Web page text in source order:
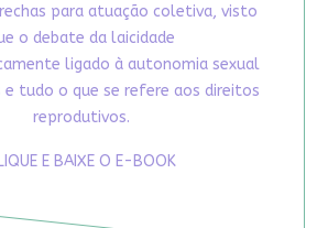
para atuação coletiva, visto
o debate da laicidade
ligado à autonomia sexual
e tudo o que se refere aos direitos
reprodutivos.
E BAIXE O E-BOOK